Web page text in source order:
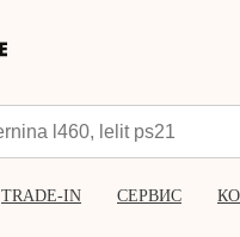
TRADE-IN СЕРВИС